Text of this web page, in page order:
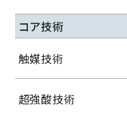
コア技術
触媒技術
超強酸技術